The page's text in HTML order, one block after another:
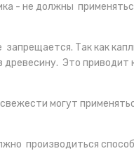
- не должны
Так как
древесину. Это
могут
производиться